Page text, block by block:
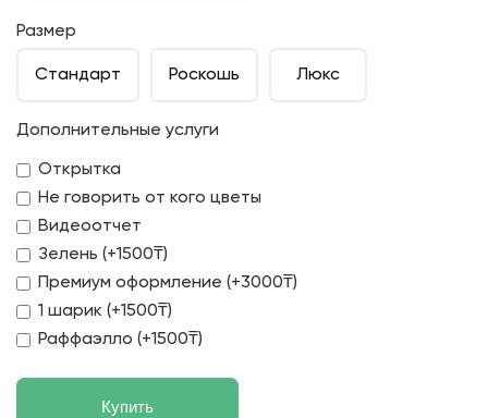
Размер
Стандарт Роскошь Люкс
Дополнительные услуги
Открытка
Не говорить от кого цветы
Видеоотчет
Зелень (+1500₸)
Премиум оформление (+3000₸)
1 шарик (+1500₸)
Раффаэлло (+1500₸)
Купить